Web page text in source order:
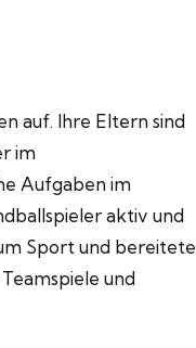
auf. Ihre Eltern sind
im
Aufgaben im
aktiv und
Sport und bereitete
und